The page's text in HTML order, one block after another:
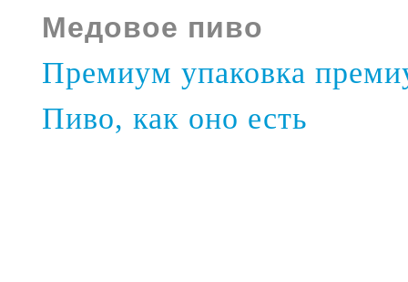
Медовое пиво
Премиум упаковка
Пиво, как оно есть